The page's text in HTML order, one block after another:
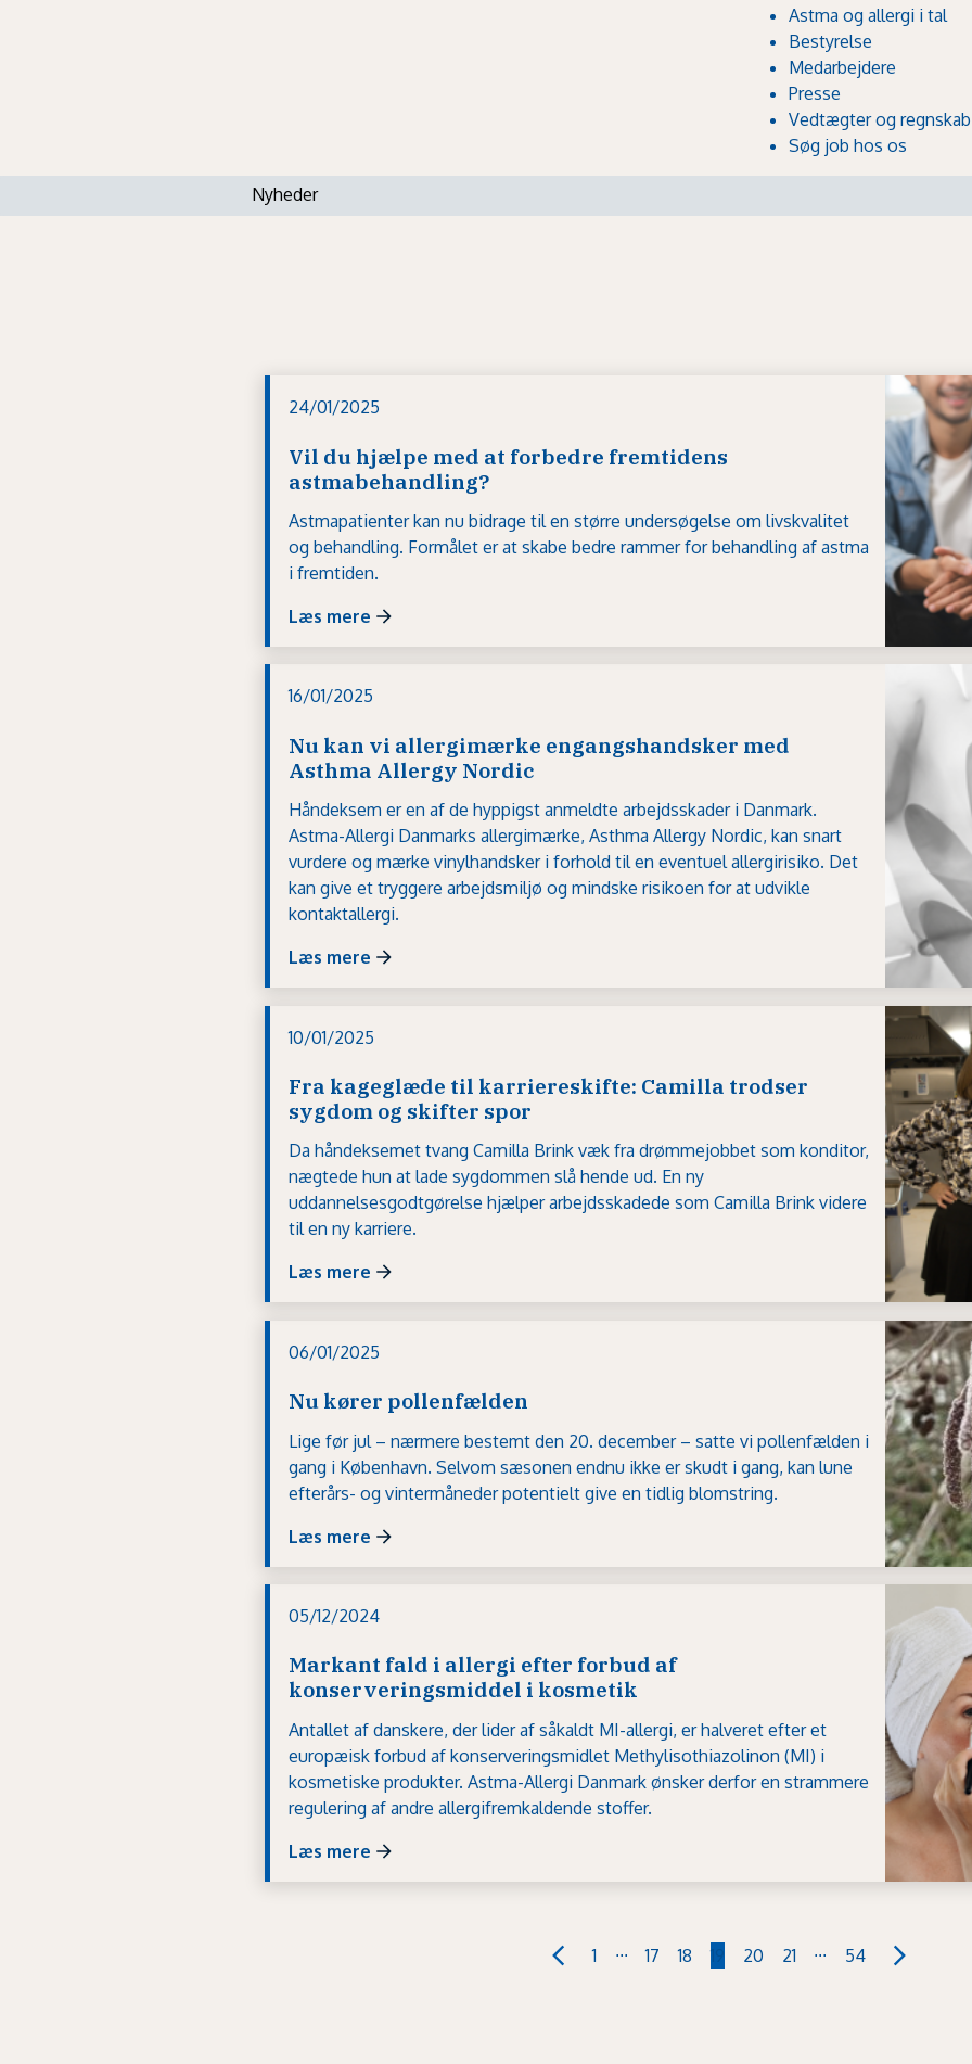
Astma og allergi i tal
Bestyrelse
Medarbejdere
Presse
Vedtægter og regnskab
Søg job hos os
Nyheder
24/01/2025
Vil du hjælpe med at forbedre fremtidens
astmabehandling?
Astmapatienter kan nu bidrage til en større undersøgelse om livskvalitet
og behandling. Formålet er at skabe bedre rammer for behandling af astma
i fremtiden.
Læs mere
16/01/2025
Nu kan vi allergimærke engangshandsker med
Asthma Allergy Nordic
Håndeksem er en af de hyppigst anmeldte arbejdsskader i Danmark.
Astma-Allergi Danmarks allergimærke, Asthma Allergy Nordic, kan snart
vurdere og mærke vinylhandsker i forhold til en eventuel allergirisiko. Det
kan give et tryggere arbejdsmiljø og mindske risikoen for at udvikle
kontaktallergi.
Læs mere
10/01/2025
Fra kageglæde til karriereskifte: Camilla trodser
sygdom og skifter spor
Da håndeksemet tvang Camilla Brink væk fra drømmejobbet som konditor,
nægtede hun at lade sygdommen slå hende ud. En ny
uddannelsesgodtgørelse hjælper arbejdsskadede som Camilla Brink videre
til en ny karriere.
Læs mere
06/01/2025
Nu kører pollenfælden
Lige før jul – nærmere bestemt den 20. december – satte vi pollenfælden i
gang i København. Selvom sæsonen endnu ikke er skudt i gang, kan lune
efterårs- og vintermåneder potentielt give en tidlig blomstring.
Læs mere
05/12/2024
Markant fald i allergi efter forbud af
konserveringsmiddel i kosmetik
Antallet af danskere, der lider af såkaldt MI-allergi, er halveret efter et
europæisk forbud af konserveringsmidlet Methylisothiazolinon (MI) i
kosmetiske produkter. Astma-Allergi Danmark ønsker derfor en strammere
regulering af andre allergifremkaldende stoffer.
Læs mere
1 ... 17 18 19 20 21 ... 54